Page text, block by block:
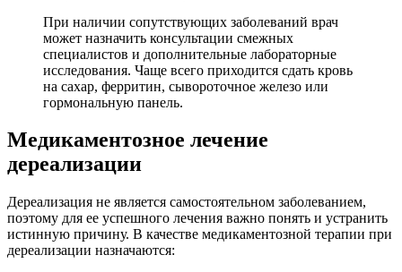
При наличии сопутствующих заболеваний врач
может назначить консультации смежных
специалистов и дополнительные лабораторные
исследования. Чаще всего приходится сдать кровь
на сахар, ферритин, сывороточное железо или
гормональную панель.
Медикаментозное лечение
дереализации
Дереализация не является самостоятельном заболеванием,
поэтому для ее успешного лечения важно понять и устранить
истинную причину. В качестве медикаментозной терапии при
дереализации назначаются: